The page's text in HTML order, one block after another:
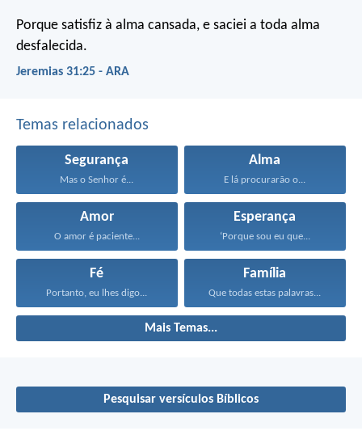
Porque satisfiz à alma cansada, e saciei a toda alma
desfalecida.
Jeremias 31:25 - ARA
Temas relacionados
Segurança
Mas o Senhor é...
Alma
E lá procurarão o...
Amor
O amor é paciente...
Esperança
‘Porque sou eu que...
Fé
Portanto, eu lhes digo...
Família
Que todas estas palavras...
Mais Temas...
Pesquisar versículos Bíblicos